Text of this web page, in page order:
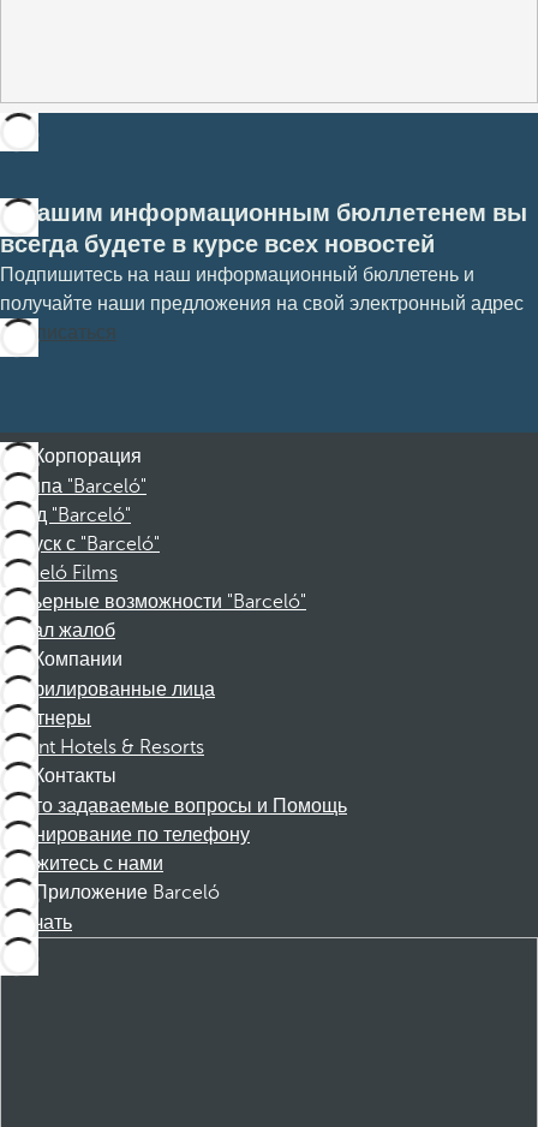
С нашим информационным бюллетенем вы
всегда будете в курсе всех новостей
Подпишитесь на наш информационный бюллетень и
получайте наши предложения на свой электронный адрес
Подписаться
Корпорация
Группа "Barceló"
Фонд "Barceló"
Отпуск с "Barceló"
Barceló Films
Карьерные возможности "Barceló"
Канал жалоб
Компании
Аффилированные лица
Партнеры
Dorint Hotels & Resorts
Контакты
Часто задаваемые вопросы и Помощь
Бронирование по телефону
Свяжитесь с нами
Приложение Barceló
Скачать